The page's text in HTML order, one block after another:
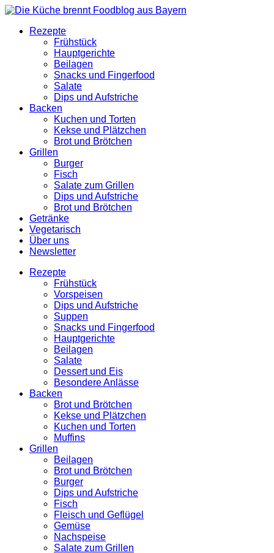
Rezepte
Frühstück
Hauptgerichte
Beilagen
Snacks und Fingerfood
Salate
Dips und Aufstriche
Backen
Kuchen und Torten
Kekse und Plätzchen
Brot und Brötchen
Grillen
Burger
Fisch
Salate zum Grillen
Dips und Aufstriche
Brot und Brötchen
Getränke
Vegetarisch
Über uns
Newsletter
Rezepte
Frühstück
Vorspeisen
Dips und Aufstriche
Suppen
Snacks und Fingerfood
Hauptgerichte
Beilagen
Salate
Dessert und Eis
Besondere Anlässe
Backen
Brot und Brötchen
Kekse und Plätzchen
Kuchen und Torten
Muffins
Grillen
Beilagen
Brot und Brötchen
Burger
Dips und Aufstriche
Fisch
Fleisch und Geflügel
Gemüse
Nachspeise
Salate zum Grillen